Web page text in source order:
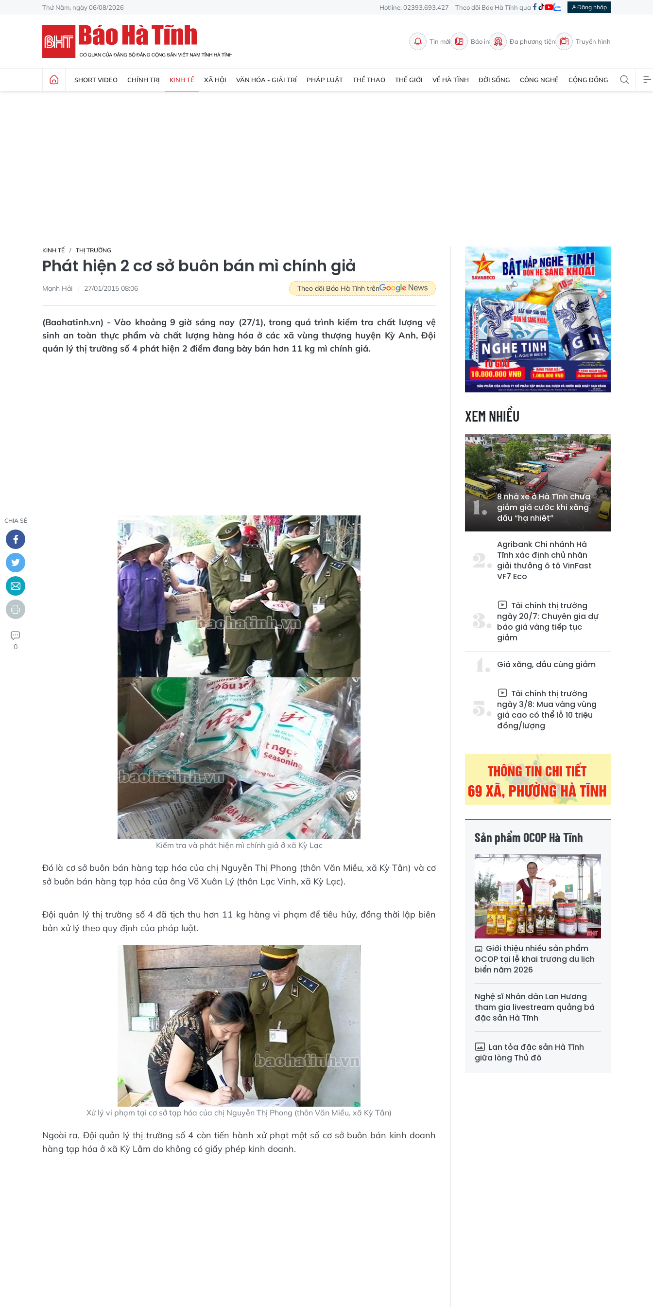
Thứ Năm, ngày 06/08/2026 Hotline: 02393.693.427 Theo dõi Báo Hà Tĩnh qua Đăng nhập
Tin mới Báo in Đa phương tiện Truyền hình
SHORT VIDEO CHÍNH TRỊ KINH TẾ XÃ HỘI VĂN HÓA - GIẢI TRÍ PHÁP LUẬT THỂ THAO THẾ GIỚI VỀ HÀ TĨNH ĐỜI SỐNG CÔNG NGHỆ CỘNG ĐỒNG
KINH TẾ THỊ TRƯỜNG
Phát hiện 2 cơ sở buôn bán mì chính giả
Mạnh Hải 27/01/2015 08:06 Theo dõi Báo Hà Tĩnh trên
(Baohatinh.vn) - Vào khoảng 9 giờ sáng nay (27/1), trong quá trình kiểm tra chất lượng vệ
sinh an toàn thực phẩm và chất lượng hàng hóa ở các xã vùng thượng huyện Kỳ Anh, Đội
quản lý thị trường số 4 phát hiện 2 điểm đang bày bán hơn 11 kg mì chính giả.
CHIA SẺ
0
Kiểm tra và phát hiện mì chính giả ở xã Kỳ Lạc
Đó là cơ sở buôn bán hàng tạp hóa của chị Nguyễn Thị Phong (thôn Văn Miều, xã Kỳ Tân) và cơ
sở buôn bán hàng tạp hóa của ông Võ Xuân Lý (thôn Lạc Vinh, xã Kỳ Lạc).
Đội quản lý thị trường số 4 đã tịch thu hơn 11 kg hàng vi phạm để tiêu hủy, đồng thời lập biên
bản xử lý theo quy định của pháp luật.
Xử lý vi phạm tại cơ sở tạp hóa của chị Nguyễn Thị Phong (thôn Văn Miều, xã Kỳ Tân)
Ngoài ra, Đội quản lý thị trường số 4 còn tiến hành xử phạt một số cơ sở buôn bán kinh doanh
hàng tạp hóa ở xã Kỳ Lâm do không có giấy phép kinh doanh.
XEM NHIỀU
8 nhà xe ở Hà Tĩnh chưa
giảm giá cước khi xăng
dầu “hạ nhiệt”
Agribank Chi nhánh Hà
Tĩnh xác định chủ nhân
giải thưởng ô tô VinFast
VF7 Eco
Tài chính thị trường
ngày 20/7: Chuyên gia dự
báo giá vàng tiếp tục
giảm
Giá xăng, dầu cùng giảm
Tài chính thị trường
ngày 3/8: Mua vàng vùng
giá cao có thể lỗ 10 triệu
đồng/lượng
Sản phẩm OCOP Hà Tĩnh
Giới thiệu nhiều sản phẩm
OCOP tại lễ khai trương du lịch
biển năm 2026
Nghệ sĩ Nhân dân Lan Hương
tham gia livestream quảng bá
đặc sản Hà Tĩnh
Lan tỏa đặc sản Hà Tĩnh
giữa lòng Thủ đô